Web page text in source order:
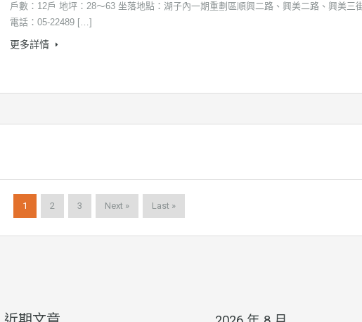
戶數：12戶 地坪：28～63 坐落地點：湖子內一期重劃區順興二路、興美二路、興美三
電話：05-22489 […]
更多詳情
1 2 3 Next » Last »